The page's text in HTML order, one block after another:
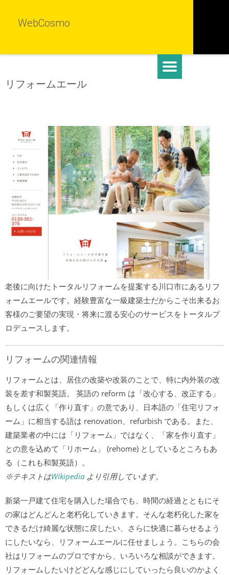
WebCosmo
リフォームエール
老後に向けたトータルリフォームを提案する川口市にあるリフ
ォームエールです。経験豊富な一級建築士だからこそ出来るお
客様のご要望の実現・将来に渡る安心のサービスをトータルプ
ロデュースします。
リフォームの関連情報
リフォームとは、居住の改築や改装のことで、特に内外装の改
装を差す和製英語。 英語の reform は「改心する、改正する」
もしくは広く「作り直す」の意であり、日本語の「住宅リフォ
ーム」に相当する語は renovation、refurbish である。また、
建築業者の中には「リフォーム」ではなく、「家を作り直す」
との意を込めて「リホーム」 (rehome) としているところもあ
る（これも和製英語）。
※テキストはWikipedia より引用しています。
新築一戸建て住宅を購入した場合でも、時間の経過とともにそ
の家はどんどんと老朽化していきます。そんな老朽化した家を
できるだけ綺麗な状態に戻したい、さらに快適に暮らせるよう
にしたいなら、リフォームエールに任せましょう。こちらの会
社はリフォームのプロですから、いろいろな相談ができます。
リフォームしたいけどどんな感じにしていったら良いのかよく